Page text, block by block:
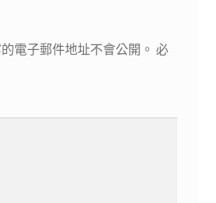
電子郵件地址不會公開。 必